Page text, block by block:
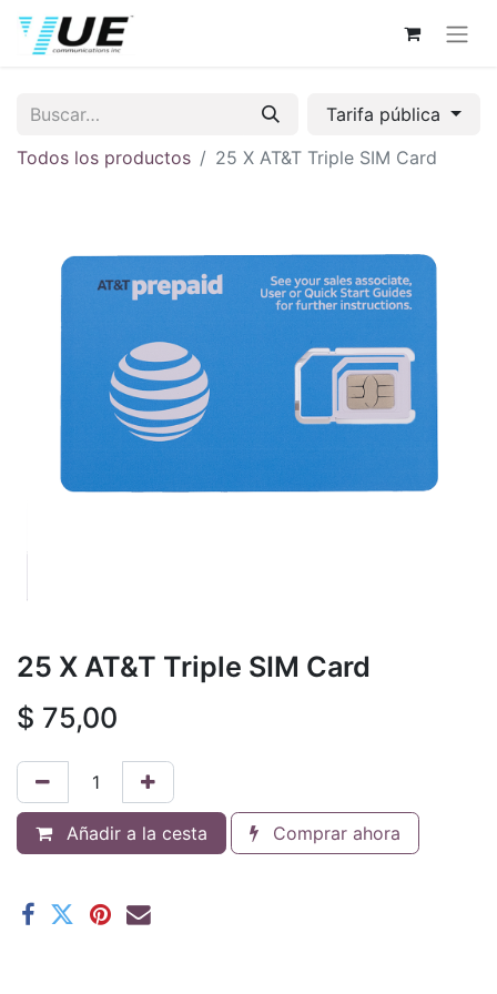
Tarifa pública
Todos los productos
25 X AT&T Triple SIM Card
25 X AT&T Triple SIM Card
$ 75,00
Añadir a la cesta Comprar ahora